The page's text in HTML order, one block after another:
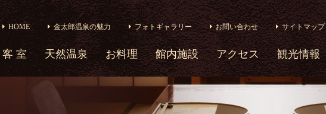
HOME 金太郎温泉の魅力 フォトギャラリー お問い合わせ サイトマップ
客 室 天然温泉 お料理 館内施設 アクセス 観光情報